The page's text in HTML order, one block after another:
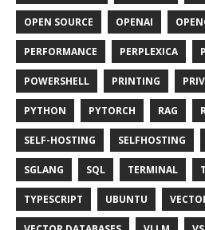
OPEN SOURCE OPENAI
PERFORMANCE PERPLEXICA
POWERSHELL PRINTING
PYTHON PYTORCH RAG
SELF-HOSTING SELFHOSTING
SGLANG SQL TERMINAL
TYPESCRIPT UBUNTU